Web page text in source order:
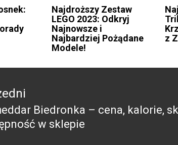
Najdroższy Zestaw
LEGO 2023: Odkryj
Najnowsze i
Najbardziej Pożądane
Modele!
z
Biedronka – cena, kalorie,
w sklepie